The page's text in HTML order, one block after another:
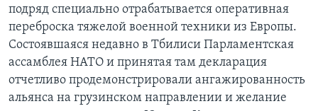
подряд специально отрабатывается оперативная
переброска тяжелой военной техники из Европы.
Состоявшаяся недавно в Тбилиси Парламентская
ассамблея НАТО и принятая там декларация
отчетливо продемонстрировали ангажированность
альянса на грузинском направлении и желание